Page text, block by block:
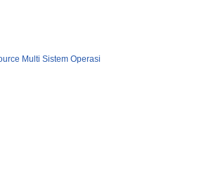
Multi Sistem Operasi